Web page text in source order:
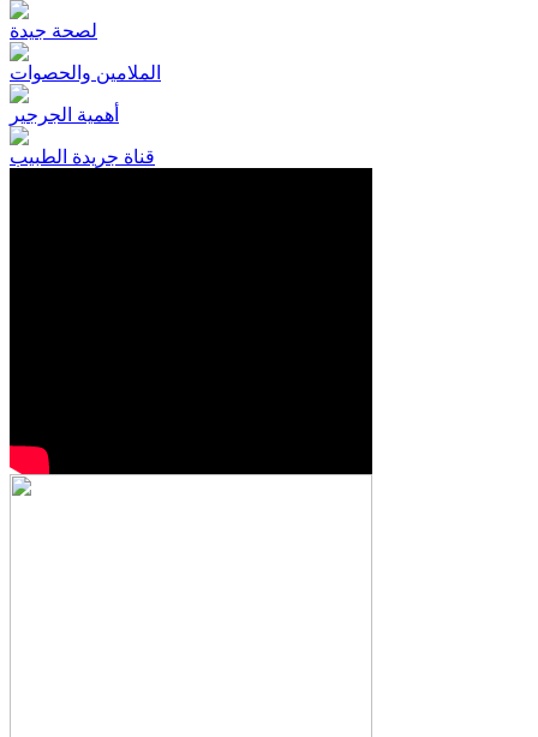
لصحة جيدة
الملامين والحصوات
أهمية الجرجير
قناة جريدة الطبيب